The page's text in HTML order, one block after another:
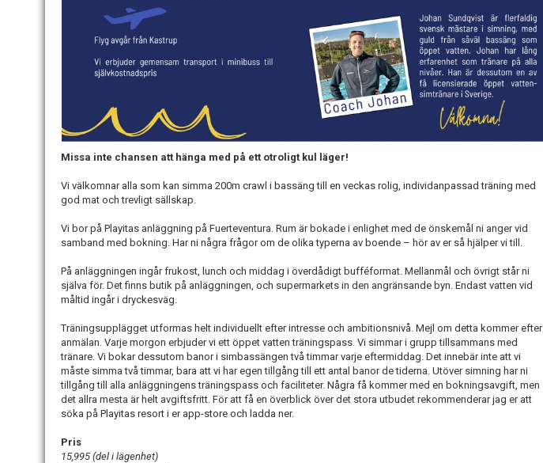
Missa inte chansen att hänga med på ett otroligt kul läger!
Vi välkomnar alla som kan simma 200m crawl i bassäng till en veckas rolig, individanpassad träning med
god mat och trevligt sällskap.
Vi bor på Playitas anläggning på Fuerteventura. Rum är bokade i enlighet med de önskemål ni anger vid
samband med bokning. Har ni några frågor om de olika typerna av boende – hör av er så hjälper vi till.
På anläggningen ingår frukost, lunch och middag i överdådigt bufféformat. Mellanmål och övrigt står ni
själva för. Det finns butik på anläggningen, och supermarkets in den angränsande byn. Endast vatten vid
måltid ingår i dryckesväg.
Träningsupplägget utformas helt individuellt efter intresse och ambitionsnivå. Mejl om detta kommer efter
anmälan. Varje morgon erbjuder vi ett öppet vatten träningspass. Vi simmar i grupp tillsammans med
tränare. Vi bokar dessutom banor i simbassängen två timmar varje eftermiddag. Det innebär inte att vi
måste simma två timmar, bara att vi har egen tillgång till ett antal banor de tiderna. Utöver simning har ni
tillgång till alla anläggningens träningspass och faciliteter. Några få kommer med en bokningsavgift, men
det allra mesta är helt avgiftsfritt. För att få en överblick över det stora utbudet rekommenderar jag er att
söka på Playitas resort i er app-store och ladda ner.
Pris
15,995 (del i lägenhet)